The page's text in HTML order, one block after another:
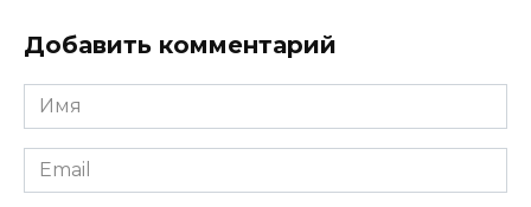
Добавить комментарий
Имя
*
Email
*